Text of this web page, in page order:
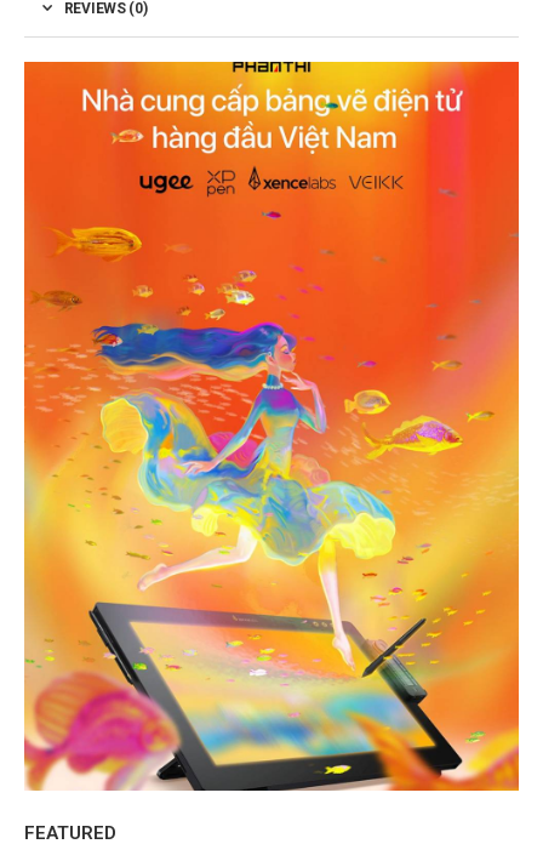
REVIEWS (0)
FEATURED